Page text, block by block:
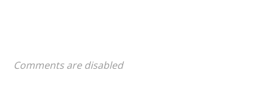
Comments are disabled